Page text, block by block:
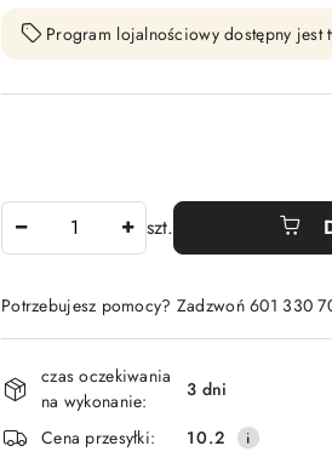
Program lojalnościowy dostępny jest
szt.
Potrzebujesz pomocy? Zadzwoń 601 330
Dostępność
i
dostawa
czas oczekiwania
na wykonanie:
3 dni
Cena przesyłki:
10.2